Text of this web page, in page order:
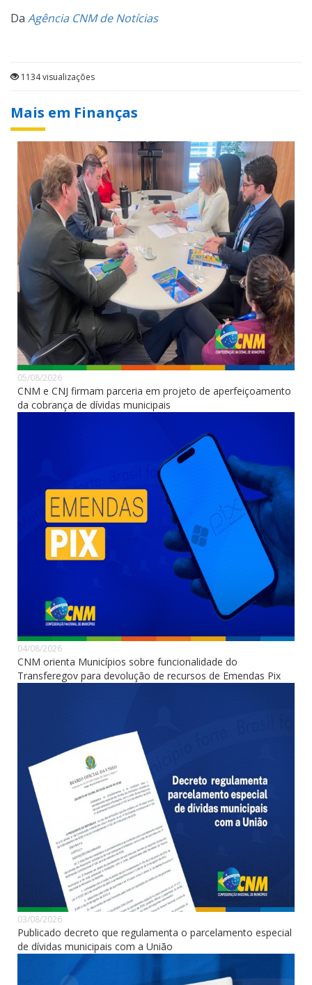
Da Agência CNM de Notícias
1134 visualizações
Mais em Finanças
05/08/2026
CNM e CNJ firmam parceria em projeto de aperfeiçoamento
da cobrança de dívidas municipais
04/08/2026
CNM orienta Municípios sobre funcionalidade do
Transferegov para devolução de recursos de Emendas Pix
03/08/2026
Publicado decreto que regulamenta o parcelamento especial
de dívidas municipais com a União